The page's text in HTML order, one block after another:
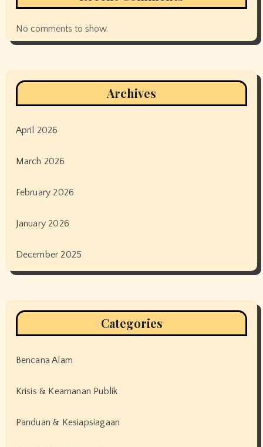
No comments to show.
Archives
April 2026
March 2026
February 2026
January 2026
December 2025
Categories
Bencana Alam
Krisis & Keamanan Publik
Panduan & Kesiapsiagaan